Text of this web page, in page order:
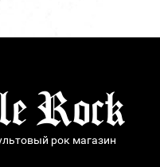
рок магазин